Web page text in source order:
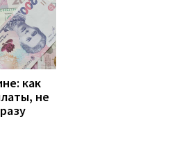
как
не